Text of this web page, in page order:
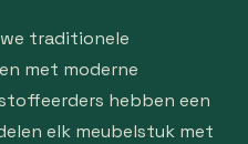
traditionele
met moderne
hebben een
elk meubelstuk met